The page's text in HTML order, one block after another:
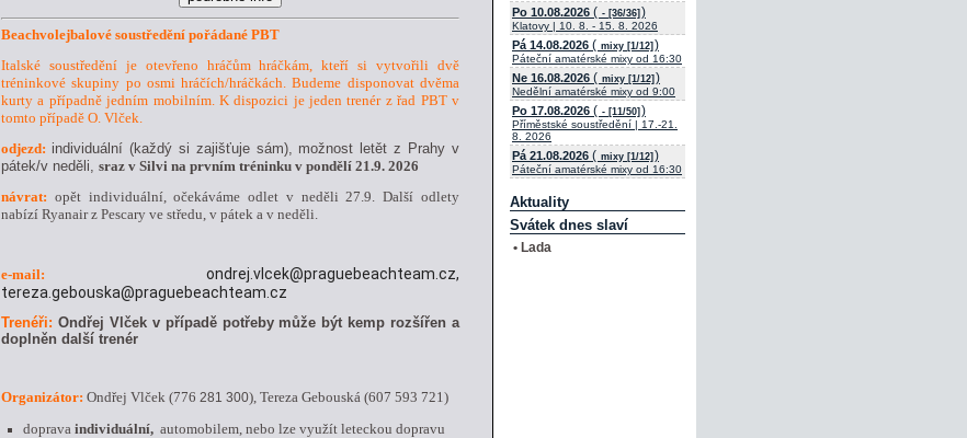
Beachvolejbalové soustředění pořádané PBT
Italské soustředění je otevřeno hráčům hráčkám, kteří si vytvořili dvě
tréninkové skupiny po osmi hráčích/hráčkách. Budeme disponovat dvěma
kurty a případně jedním mobilním. K dispozici je jeden trenér z řad PBT v
tomto případě O. Vlček.
odjezd: individuální (každý si zajišťuje sám), možnost letět z Prahy v
pátek/v neděli, sraz v Silvi na prvním tréninku v pondělí 21.9. 2026
návrat: opět individuální, očekáváme odlet v neděli 27.9. Další odlety
nabízí Ryanair z Pescary ve středu, v pátek a v neděli.
e-mail: ondrej.vlcek@praguebeachteam.cz,
tereza.gebouska@praguebeachteam.cz
Trenéři: Ondřej Vlček v případě potřeby může být kemp rozšířen a
doplněn další trenér
Organizátor: Ondřej Vlček (776 281 300), Tereza Gebouská (607 593 721)
doprava individuální, automobilem, nebo lze využít leteckou dopravu
Po 10.08.2026 ( - [36/36] )
Klatovy | 10. 8. - 15. 8. 2026
Pá 14.08.2026 ( mixy [1/12] )
Páteční amatérské mixy od 16:30
Ne 16.08.2026 ( mixy [1/12] )
Nedělní amatérské mixy od 9:00
Po 17.08.2026 ( - [11/50] )
Příměstské soustředění | 17.-21.
8. 2026
Pá 21.08.2026 ( mixy [1/12] )
Páteční amatérské mixy od 16:30
Aktuality
Svátek dnes slaví
• Lada